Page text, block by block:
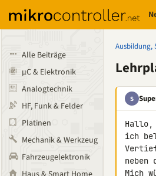
Alle Beiträge
µC & Elektronik
Analogtechnik
HF, Funk & Felder
Platinen
Mechanik & Werkzeug
Fahrzeugelektronik
Ausbildung,
S
Hallo,
ich
Mich